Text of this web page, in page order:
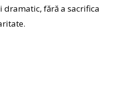
dramatic, fără a sacrifica